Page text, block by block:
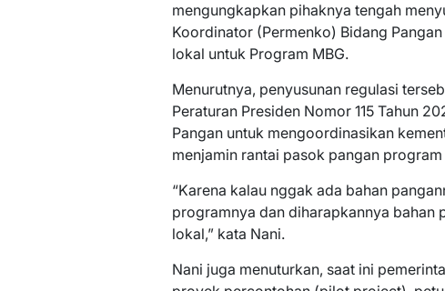
mengungkapkan pihaknya tengah
Koordinator (Permenko) Bidang
lokal untuk Program MBG.
Menurutnya, penyusunan regulasi
Peraturan Presiden Nomor 115 Tahun
Pangan untuk mengoordinasikan
menjamin rantai pasok pangan
“Karena kalau nggak ada bahan
programnya dan diharapkannya bahan
lokal,” kata Nani.
Nani juga menuturkan, saat ini